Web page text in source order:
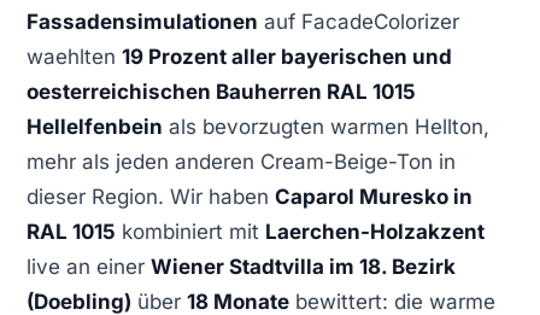
Fassadensimulationen auf FacadeColorizer
waehlten 19 Prozent aller bayerischen und
oesterreichischen Bauherren RAL 1015
Hellelfenbein als bevorzugten warmen Hellton,
mehr als jeden anderen Cream-Beige-Ton in
dieser Region. Wir haben Caparol Muresko in
RAL 1015 kombiniert mit Laerchen-Holzakzent
live an einer Wiener Stadtvilla im 18. Bezirk
(Doebling) über 18 Monate bewittert: die warme